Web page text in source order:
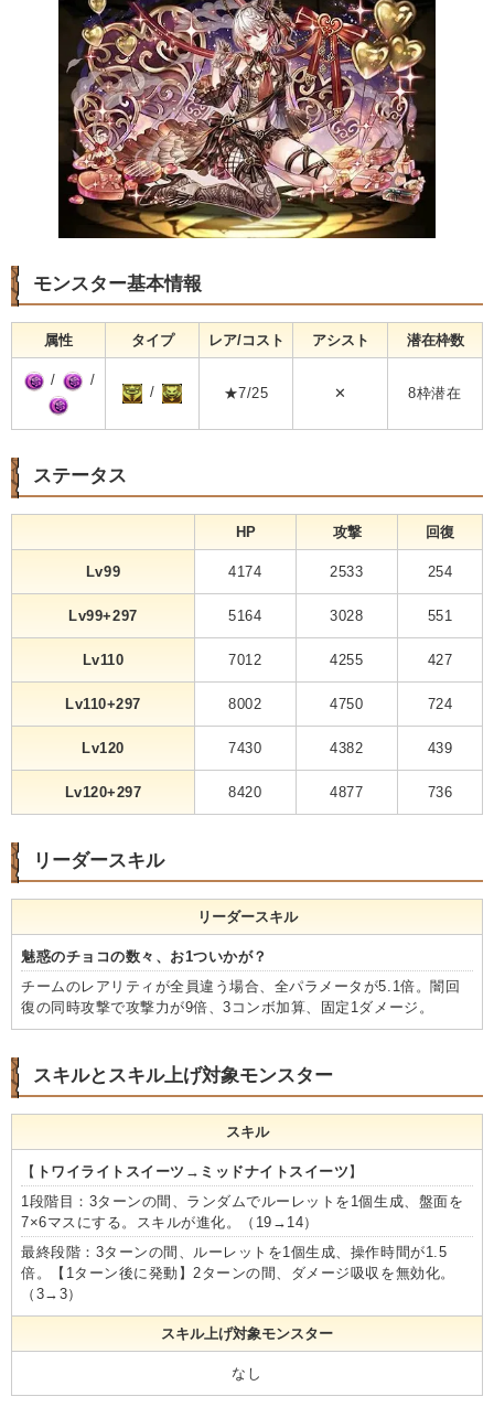
モンスター基本情報
属性 タイプ レア/コスト アシスト 潜在枠数
/ /
/ ★7/25 ✕ 8枠潜在
ステータス
HP 攻撃 回復
Lv99 4174 2533 254
Lv99+297 5164 3028 551
Lv110 7012 4255 427
Lv110+297 8002 4750 724
Lv120 7430 4382 439
Lv120+297 8420 4877 736
リーダースキル
リーダースキル
魅惑のチョコの数々、お1ついかが？
チームのレアリティが全員違う場合、全パラメータが5.1倍。闇回
復の同時攻撃で攻撃力が9倍、3コンボ加算、固定1ダメージ。
スキルとスキル上げ対象モンスター
スキル
【 トワイライトスイーツ→ミッドナイトスイーツ】
1段階目：3ターンの間、ランダムでルーレットを1個生成、盤面を
7×6マスにする。スキルが進化。（19→14）
最終段階：3ターンの間、ルーレットを1個生成、操作時間が1.5
倍。【1ターン後に発動】2ターンの間、ダメージ吸収を無効化。
（3→3）
スキル上げ対象モンスター
なし